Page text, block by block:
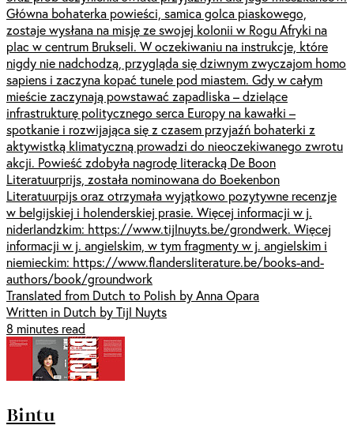
Główna bohaterka powieści, samica golca piaskowego,
zostaje wysłana na misję ze swojej kolonii w Rogu Afryki na
plac w centrum Brukseli. W oczekiwaniu na instrukcje, które
nigdy nie nadchodzą, przygląda się dziwnym zwyczajom homo
sapiens i zaczyna kopać tunele pod miastem. Gdy w całym
mieście zaczynają powstawać zapadliska – dzielące
infrastrukturę politycznego serca Europy na kawałki –
spotkanie i rozwijająca się z czasem przyjaźń bohaterki z
aktywistką klimatyczną prowadzi do nieoczekiwanego zwrotu
akcji. Powieść zdobyła nagrodę literacką De Boon
Literatuurprijs, została nominowana do Boekenbon
Literatuurpijs oraz otrzymała wyjątkowo pozytywne recenzje
w belgijskiej i holenderskiej prasie. Więcej informacji w j.
niderlandzkim: https://www.tijlnuyts.be/grondwerk. Więcej
informacji w j. angielskim, w tym fragmenty w j. angielskim i
niemieckim: https://www.flandersliterature.be/books-and-
authors/book/groundwork
Translated from Dutch to Polish by Anna Opara
Written in Dutch by Tijl Nuyts
8 minutes read
Bintu